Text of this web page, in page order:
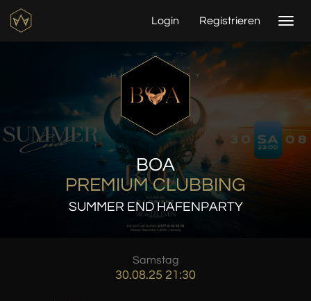
Login Registrieren
BOA
PREMIUM CLUBBING
SUMMER END HAFENPARTY
Samstag
30.08.25 21:30